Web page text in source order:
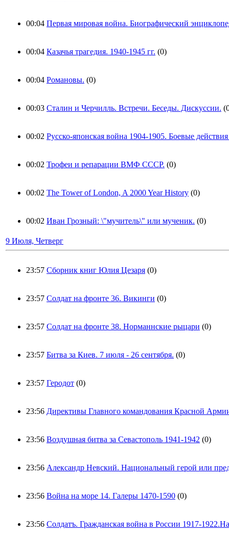
00:04 Первая мировая война. Биографический
00:04 Казачья трагедия. 1940-1945 гг. (0)
00:04 Романовы. (0)
00:03 Сталин и Черчилль. Встречи. Беседы. Дискуссии.
00:02 Русско-японская война 1904-1905. Боевые
00:02 Трофеи и репарации ВМФ СССР. (0)
00:02 The Tower of London, A 2000 Year History (0)
00:02 Иван Грозный: \"мучитель\" или мученик. (0)
9 Июля, Четверг
23:57 Сборник книг Юлия Цезаря (0)
23:57 Солдат на фронте 36. Викинги (0)
23:57 Солдат на фронте 38. Норманнские рыцари (0)
23:57 Битва за Киев. 7 июля - 26 сентября. (0)
23:57 Геродот (0)
23:56 Директивы Главного командования Красной
23:56 Воздушная битва за Севастополь 1941-1942 (0)
23:56 Александр Невский. Национальный герой или
23:56 Война на море 14. Галеры 1470-1590 (0)
23:56 Солдатъ. Гражданская война в России 1917-